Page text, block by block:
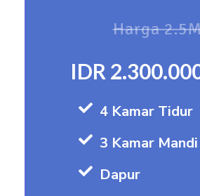
Harga
IDR
4 Kamar Tidur
3 Kamar Mandi
Dapur